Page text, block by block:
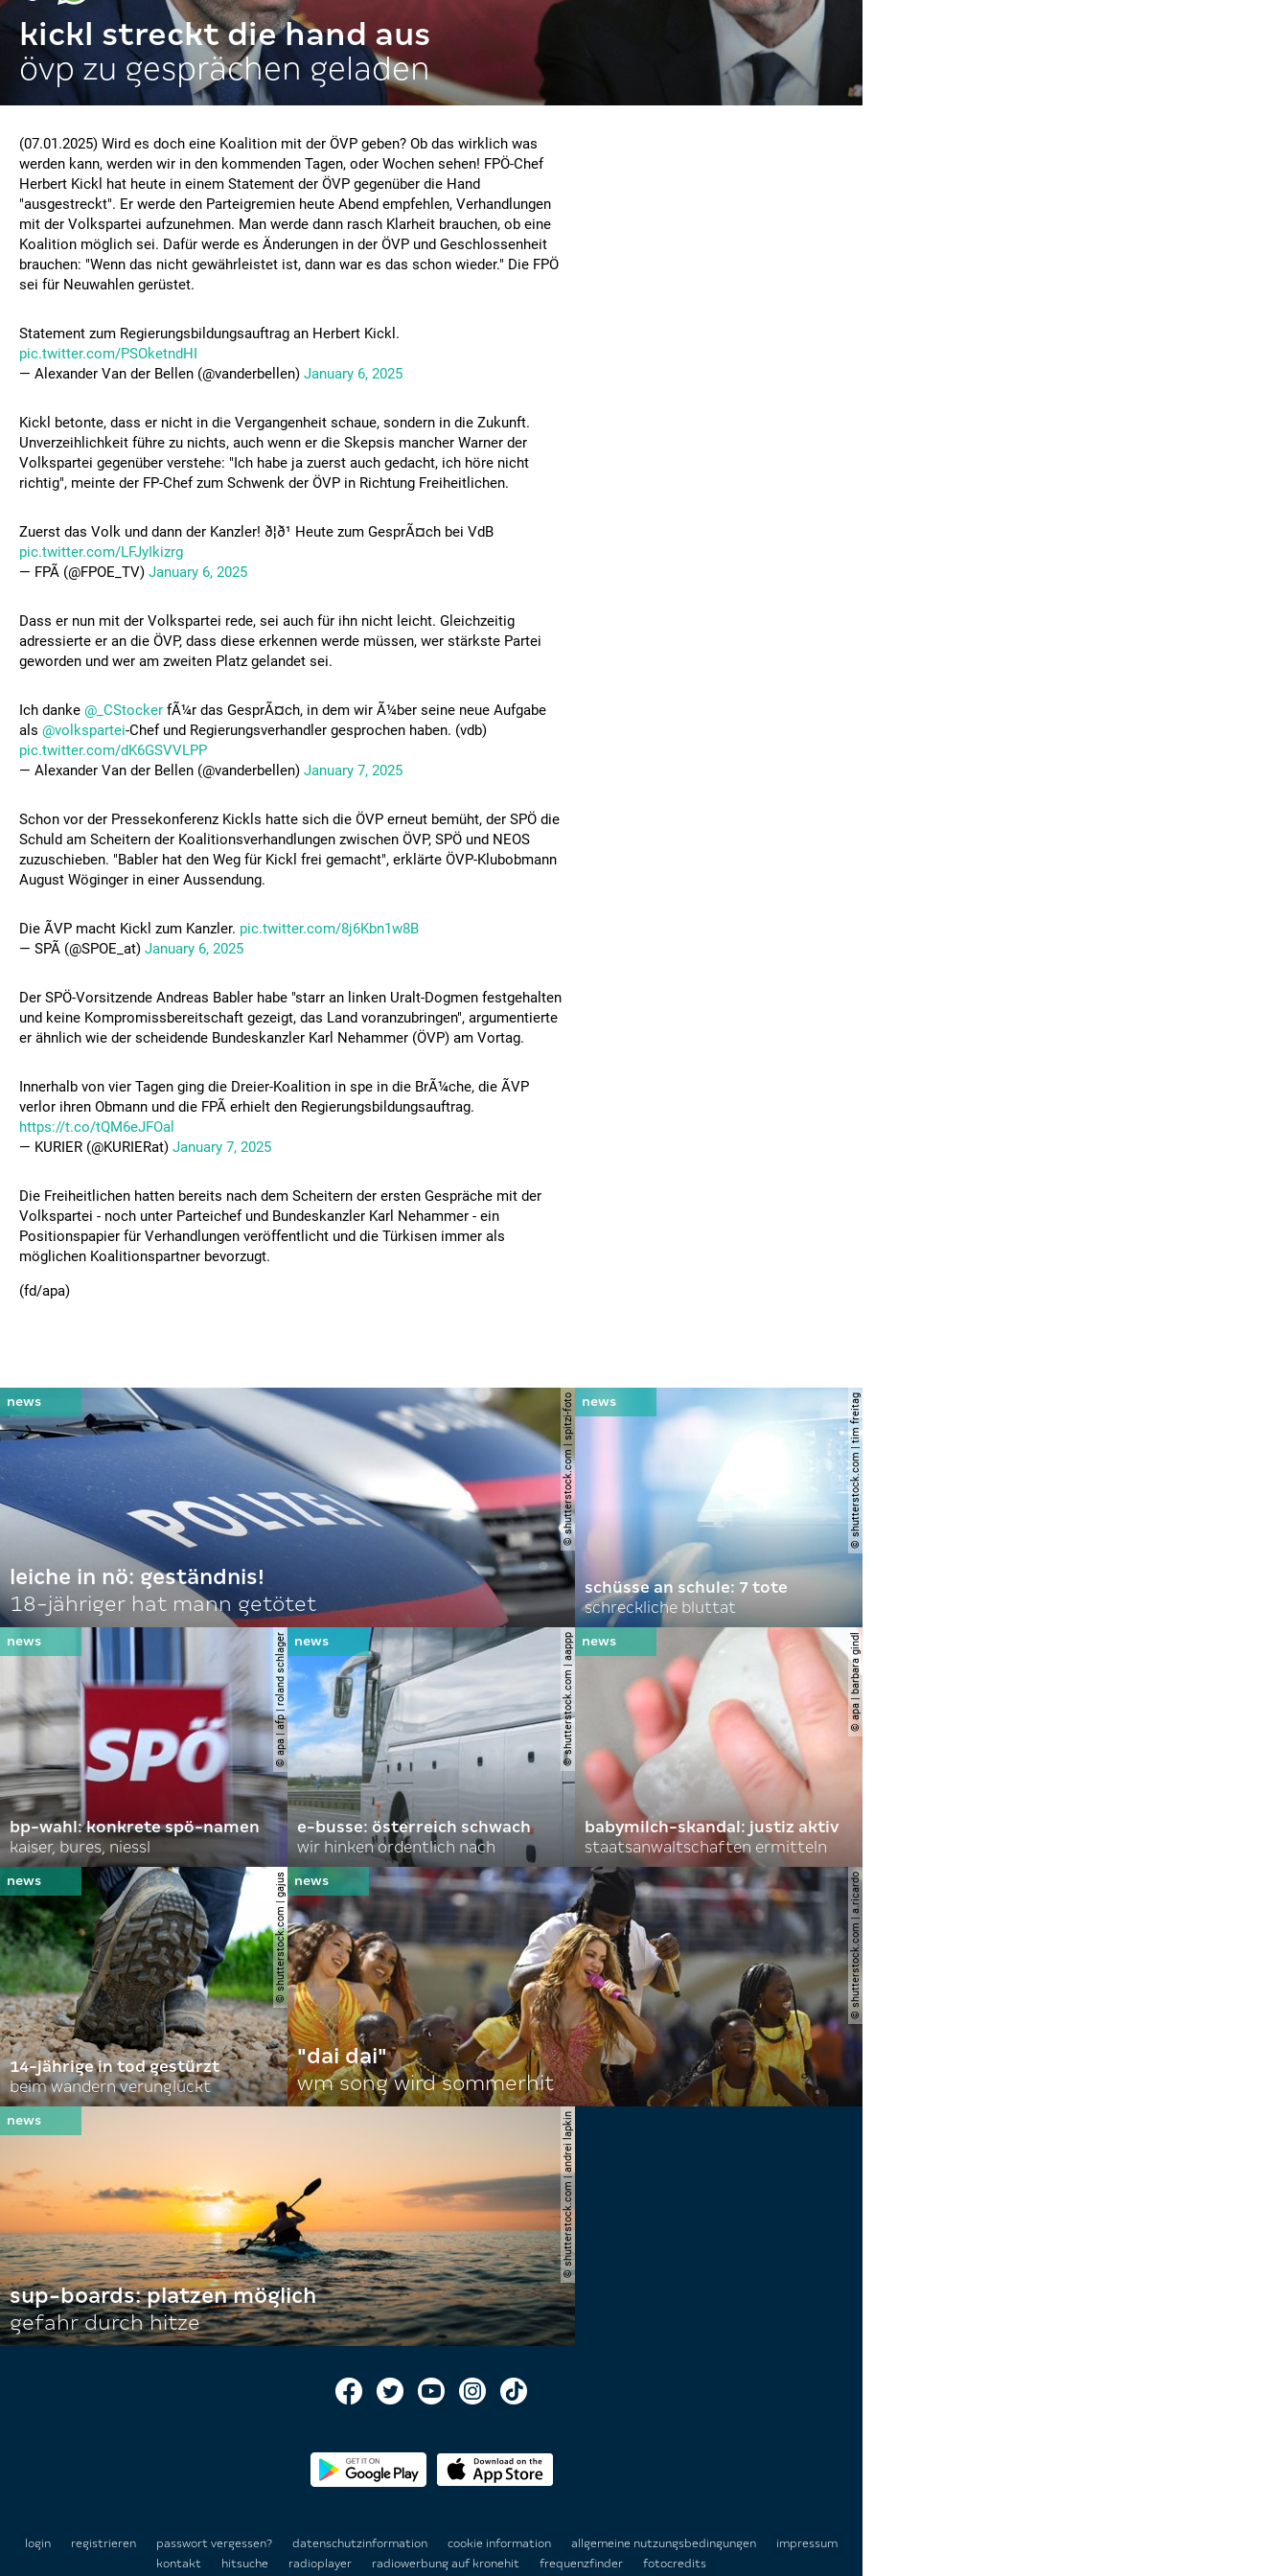
kickl streckt die hand aus
övp zu gesprächen geladen
(07.01.2025) Wird es doch eine Koalition mit der ÖVP geben? Ob das wirklich was
werden kann, werden wir in den kommenden Tagen, oder Wochen sehen! FPÖ-Chef
Herbert Kickl hat heute in einem Statement der ÖVP gegenüber die Hand
"ausgestreckt". Er werde den Parteigremien heute Abend empfehlen, Verhandlungen
mit der Volkspartei aufzunehmen. Man werde dann rasch Klarheit brauchen, ob eine
Koalition möglich sei. Dafür werde es Änderungen in der ÖVP und Geschlossenheit
brauchen: "Wenn das nicht gewährleistet ist, dann war es das schon wieder." Die FPÖ
sei für Neuwahlen gerüstet.
Statement zum Regierungsbildungsauftrag an Herbert Kickl.
pic.twitter.com/PSOketndHI
— Alexander Van der Bellen (@vanderbellen) January 6, 2025
Kickl betonte, dass er nicht in die Vergangenheit schaue, sondern in die Zukunft.
Unverzeihlichkeit führe zu nichts, auch wenn er die Skepsis mancher Warner der
Volkspartei gegenüber verstehe: "Ich habe ja zuerst auch gedacht, ich höre nicht
richtig", meinte der FP-Chef zum Schwenk der ÖVP in Richtung Freiheitlichen.
Zuerst das Volk und dann der Kanzler! ð¦ð¹ Heute zum GesprÃ¤ch bei VdB
pic.twitter.com/LFJyIkizrg
— FPÃ (@FPOE_TV) January 6, 2025
Dass er nun mit der Volkspartei rede, sei auch für ihn nicht leicht. Gleichzeitig
adressierte er an die ÖVP, dass diese erkennen werde müssen, wer stärkste Partei
geworden und wer am zweiten Platz gelandet sei.
Ich danke @_CStocker fÃ¼r das GesprÃ¤ch, in dem wir Ã¼ber seine neue Aufgabe
als @volkspartei-Chef und Regierungsverhandler gesprochen haben. (vdb)
pic.twitter.com/dK6GSVVLPP
— Alexander Van der Bellen (@vanderbellen) January 7, 2025
Schon vor der Pressekonferenz Kickls hatte sich die ÖVP erneut bemüht, der SPÖ die
Schuld am Scheitern der Koalitionsverhandlungen zwischen ÖVP, SPÖ und NEOS
zuzuschieben. "Babler hat den Weg für Kickl frei gemacht", erklärte ÖVP-Klubobmann
August Wöginger in einer Aussendung.
Die ÃVP macht Kickl zum Kanzler. pic.twitter.com/8j6Kbn1w8B
— SPÃ (@SPOE_at) January 6, 2025
Der SPÖ-Vorsitzende Andreas Babler habe "starr an linken Uralt-Dogmen festgehalten
und keine Kompromissbereitschaft gezeigt, das Land voranzubringen", argumentierte
er ähnlich wie der scheidende Bundeskanzler Karl Nehammer (ÖVP) am Vortag.
Innerhalb von vier Tagen ging die Dreier-Koalition in spe in die BrÃ¼che, die ÃVP
verlor ihren Obmann und die FPÃ erhielt den Regierungsbildungsauftrag.
https://t.co/tQM6eJFOal
— KURIER (@KURIERat) January 7, 2025
Die Freiheitlichen hatten bereits nach dem Scheitern der ersten Gespräche mit der
Volkspartei - noch unter Parteichef und Bundeskanzler Karl Nehammer - ein
Positionspapier für Verhandlungen veröffentlicht und die Türkisen immer als
möglichen Koalitionspartner bevorzugt.
(fd/apa)
© shutterstock.com | spitzi-foto
leiche in nö: geständnis!
18-jähriger hat mann getötet
© shutterstock.com | tim freitag
schüsse an schule: 7 tote
schreckliche bluttat
© apa | afp | roland schlager
bp-wahl: konkrete spö-namen
kaiser, bures, niessl
© shutterstock.com | aappp
e-busse: österreich schwach
wir hinken ordentlich nach
© apa | barbara gindl
babymilch-skandal: justiz aktiv
staatsanwaltschaften ermitteln
© shutterstock.com | gajus
14-jährige in tod gestürzt
beim wandern verunglückt
© shutterstock.com | a.ricardo
"dai dai"
wm song wird sommerhit
© shutterstock.com | andrei lapkin
sup-boards: platzen möglich
gefahr durch hitze
login registrieren passwort vergessen? datenschutzinformation cookie information allgemeine nutzungsbedingungen
impressum
kontakt
hitsuche radioplayer radiowerbung auf kronehit frequenzfinder fotocredits